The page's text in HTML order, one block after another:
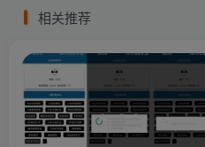
相关推荐